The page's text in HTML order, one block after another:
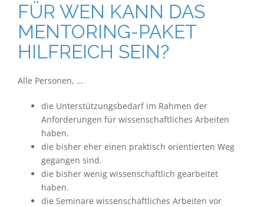
FÜR WEN KANN DAS
MENTORING-PAKET
HILFREICH SEIN?
​​​​​​​Alle Personen, …
​​​​​​​die Unterstützungsbedarf im Rahmen der
Anforderungen für wissenschaftliches Arbeiten
haben.
die bisher eher einen praktisch orientierten Weg
gegangen sind.
die bisher wenig wissenschaftlich gearbeitet
haben.
die Seminare wissenschaftliches Arbeiten vor